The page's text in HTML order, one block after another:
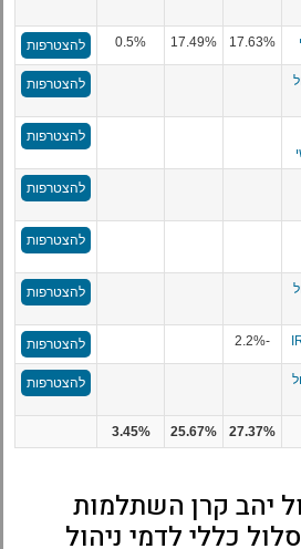
17.63%
17.49%
0.5% להצטרפות
להצטרפות
להצטרפות
להצטרפות
להצטרפות
להצטרפות
-2.2% להצטרפות
להצטרפות
27.37%
25.67%
3.45%
יהב קרן השתלמות
כללי לדמי ניהול